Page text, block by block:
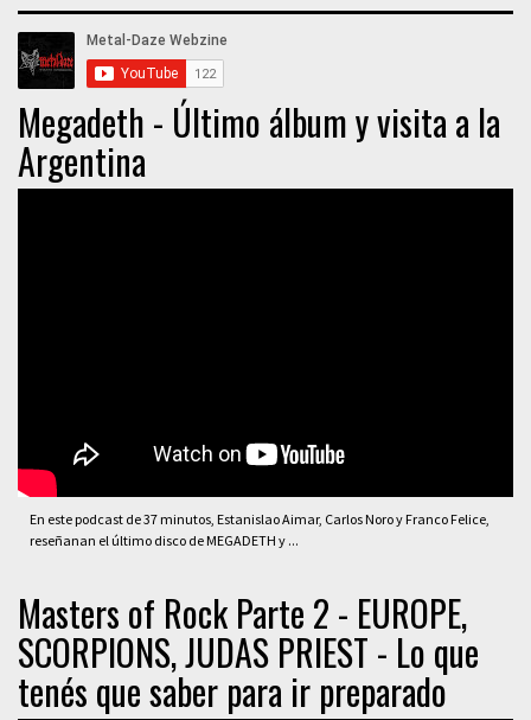
Megadeth - Último álbum y visita a la
Argentina
En este podcast de 37 minutos, Estanislao Aimar, Carlos Noro y Franco Felice,
reseñanan el último disco de MEGADETH y ...
Masters of Rock Parte 2 - EUROPE,
SCORPIONS, JUDAS PRIEST - Lo que
tenés que saber para ir preparado